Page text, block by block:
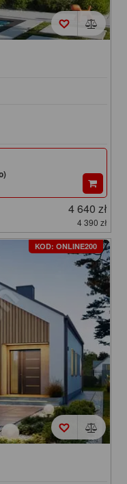
4 640 zł
4 390 zł
KOD: ONLINE200